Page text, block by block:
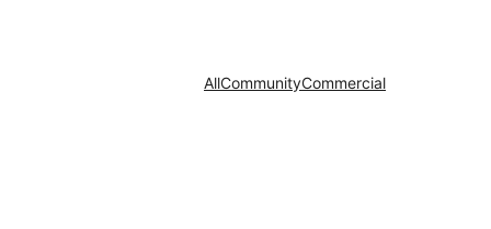
AllCommunityCommercial